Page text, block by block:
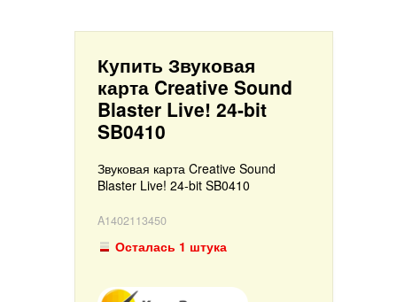
Купить Звуковая
карта Creative Sound
Blaster Live! 24-bit
SB0410
Звуковая карта Creative Sound
Blaster Live! 24-bit SB0410
A1402113450
Осталась 1 штука